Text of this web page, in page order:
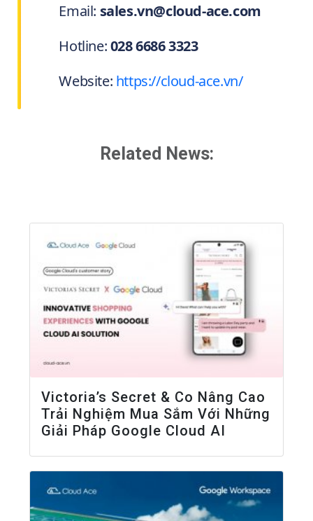
Email: sales.vn@cloud-ace.com
Hotline:028 6686 3323
Website: https://cloud-ace.vn/
Related News:
Victoria’s Secret & Co Nâng Cao
Trải Nghiệm Mua Sắm Với Những
Giải Pháp Google Cloud AI